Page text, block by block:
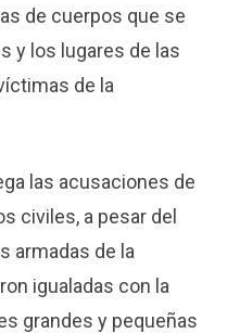
de cuerpos que se
y los lugares de las
de la
las acusaciones de
civiles, a pesar del
armadas de la
igualadas con la
grandes y pequeñas